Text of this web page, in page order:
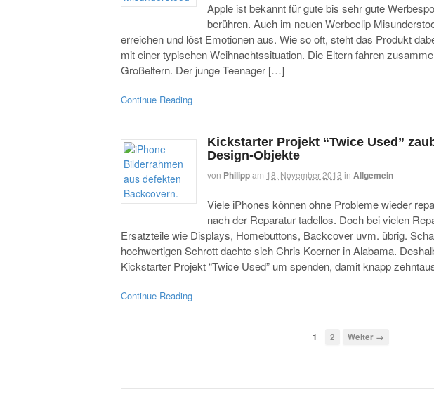
Apple ist bekannt für gute bis sehr gute
berühren. Auch im neuen Werbeclip
erreichen und löst Emotionen aus. Wie so oft, steht das Produkt
mit einer typischen Weihnachtssituation. Die Eltern fahren
Großeltern. Der junge Teenager […]
Continue Reading
Kickstarter Projekt “Twice Used”
Design-Objekte
von Philippam 18. November 2013 in Allgemein
Viele iPhones können ohne Probleme wieder
nach der Reparatur tadellos. Doch bei vielen
Ersatzteile wie Displays, Homebuttons, Backcover uvm. übrig.
hochwertigen Schrott dachte sich Chris Koerner in Alabama.
Kickstarter Projekt “Twice Used” um spenden, damit knapp
Continue Reading
1 2 Weiter →